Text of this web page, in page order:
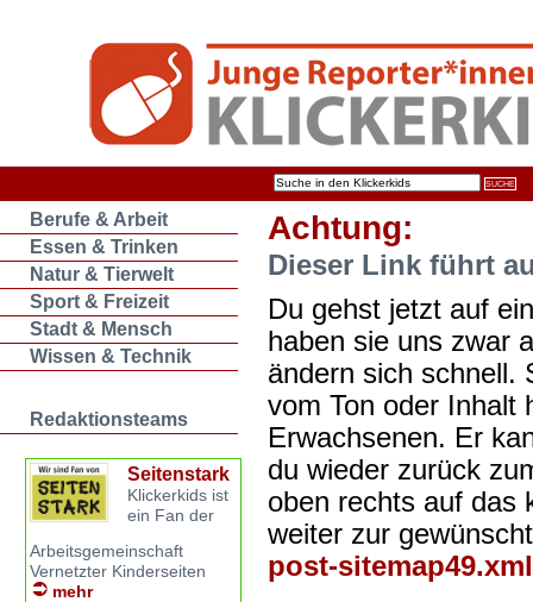
Berufe & Arbeit
Essen & Trinken
Natur & Tierwelt
Sport & Freizeit
Stadt & Mensch
Wissen & Technik
Redaktionsteams
Seitenstark
Klickerkids ist
ein Fan der
Arbeitsgemeinschaft
Vernetzter Kinderseiten
mehr
Achtung:
Dieser Link führt
Du gehst jetzt auf
haben sie uns zwar
ändern sich schnell.
vom Ton oder Inhalt
Erwachsenen. Er
du wieder zurück
oben rechts auf das
weiter zur
post-sitemap49.xml